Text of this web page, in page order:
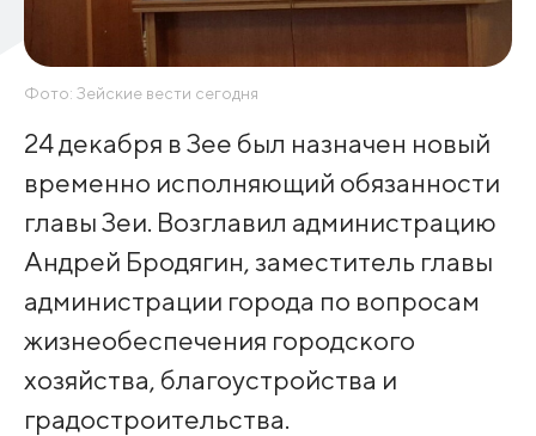
Фото: Зейские вести сегодня
24 декабря в Зее был назначен новый
временно исполняющий обязанности
главы Зеи. Возглавил администрацию
Андрей Бродягин, заместитель главы
администрации города по вопросам
жизнеобеспечения городского
хозяйства, благоустройства и
градостроительства.